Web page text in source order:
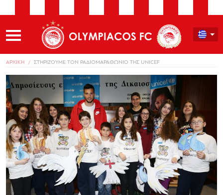
ΑΡΧΙΚΗ ΣΤΗΡΙΖΟΥΜΕ ΤΟΝ ΡΑΔΙΟΜΑΡΑΘΩΝΙΟ ΤΗΣ UNICEF